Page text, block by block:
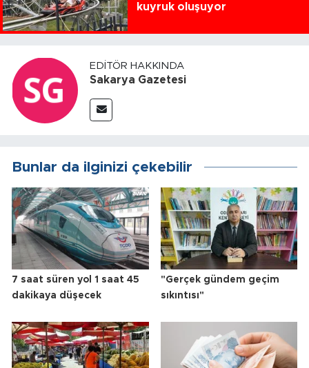
kuyruk oluşuyor
EDITÖR HAKKINDA
Sakarya Gazetesi
Bunlar da ilginizi çekebilir
7 saat süren yol 1 saat 45
dakikaya düşecek
"Gerçek gündem geçim
sıkıntısı"